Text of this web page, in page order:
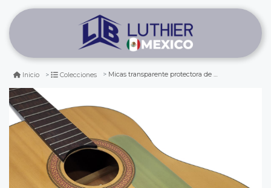
Inicio Colecciones Micas transparente protectora de guitarra clasica y flamenca. mod: fg-cl (3 pcs)